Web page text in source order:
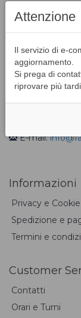
registrazione
messaggi e
E-mail:
Informazioni
Privacy e Cookie
Spedizione e
Termini e
Customer
Contatti
Orari e Turni
Attenzione
Il servizio di e-
aggiornamento.
Si prega di
riprovare più tardi.